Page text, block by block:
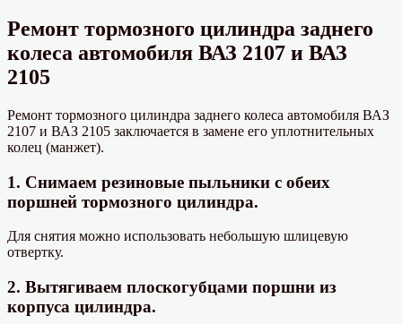
Ремонт тормозного цилиндра заднего
колеса автомобиля ВАЗ 2107 и ВАЗ
2105
Ремонт тормозного цилиндра заднего колеса автомобиля ВАЗ
2107 и ВАЗ 2105 заключается в замене его уплотнительных
колец (манжет).
1. Снимаем резиновые пыльники с обеих
поршней тормозного цилиндра.
Для снятия можно использовать небольшую шлицевую
отвертку.
2. Вытягиваем плоскогубцами поршни из
корпуса цилиндра.